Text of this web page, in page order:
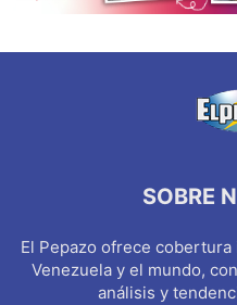
SOBRE
El Pepazo ofrece
Venezuela y el mundo,
análisis y